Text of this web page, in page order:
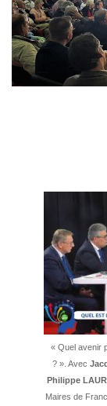
« Quel avenir
? ». Avec
Philippe
Maires de